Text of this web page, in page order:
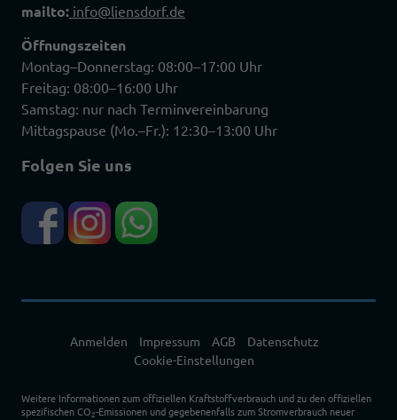
mailto: info@liensdorf.de
Öffnungszeiten
Montag–Donnerstag: 08:00–17:00 Uhr
Freitag: 08:00–16:00 Uhr
Samstag: nur nach Terminvereinbarung
Mittagspause (Mo.–Fr.): 12:30–13:00 Uhr
Folgen Sie uns
Anmelden Impressum AGB
Datenschutz
Cookie-Einstellungen
Weitere Informationen zum offiziellen Kraftstoffverbrauch und zu den offiziellen
spezifischen CO2-Emissionen und gegebenenfalls zum Stromverbrauch neuer